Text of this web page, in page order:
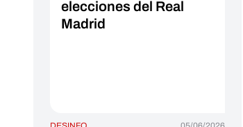
elecciones del Real
Madrid